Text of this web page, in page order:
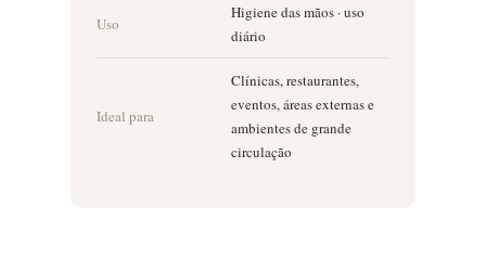
Uso
Higiene das mãos · uso
diário
Ideal para
Clínicas, restaurantes,
eventos, áreas externas e
ambientes de grande
circulação